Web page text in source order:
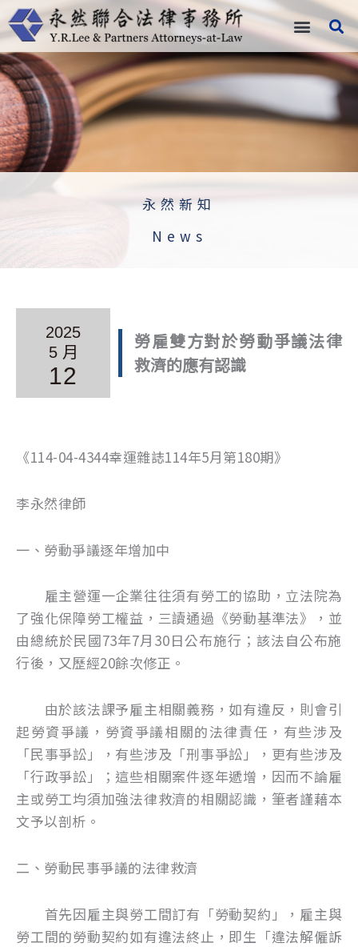
跳
至
主
要
內
容
永然新知
News
2025
5 月
12
勞雇雙方對於勞動爭議法律
救濟的應有認識
《114-04-4344幸運雜誌114年5月第180期》
李永然律師
一、勞動爭議逐年增加中
雇主營運一企業往往須有勞工的協助，立法院為
了強化保障勞工權益，三讀通過《勞動基準法》，並
由總統於民國73年7月30日公布施行；該法自公布施
行後，又歷經20餘次修正。
由於該法課予雇主相關義務，如有違反，則會引
起勞資爭議，勞資爭議相關的法律責任，有些涉及
「民事爭訟」，有些涉及「刑事爭訟」，更有些涉及
「行政爭訟」；這些相關案件逐年遞增，因而不論雇
主或勞工均須加強法律救濟的相關認識，筆者謹藉本
文予以剖析。
二、勞動民事爭議的法律救濟
首先因雇主與勞工間訂有「勞動契約」，雇主與
勞工間的勞動契約如有違法終止，即生「違法解僱訴